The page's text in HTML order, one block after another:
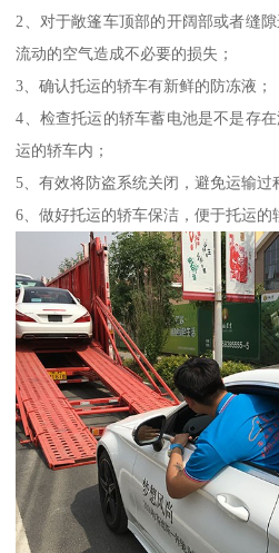
2、对于敞篷车顶部的开阔部或者缝
流动的空气造成不必要的损失；
3、确认托运的轿车有新鲜的防冻液；
4、检查托运的轿车蓄电池是不是存
运的轿车内；
5、有效将防盗系统关闭，避免运输过
6、做好托运的轿车保洁，便于托运的